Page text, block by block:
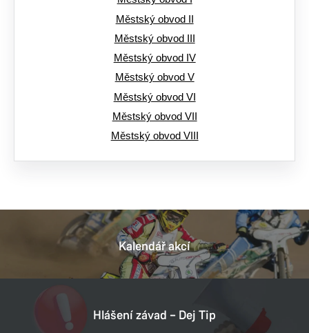
Městský obvod II
Městský obvod III
Městský obvod IV
Městský obvod V
Městský obvod VI
Městský obvod VII
Městský obvod VIII
Kalendář akcí
Hlášení závad – Dej Tip